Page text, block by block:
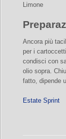
Limone
Ancora più
per i
condisci con
olio sopra.
fatto, dipende
Estate Sprint